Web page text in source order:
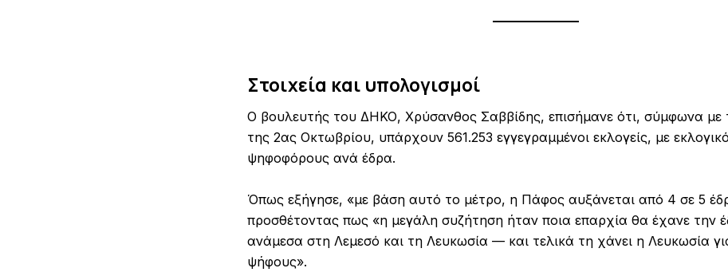
Στοιχεία και υπολογισμοί
Ο βουλευτής του ΔΗΚΟ, Χρύσανθος Σαββίδης, επισήμανε ότι, σύμφωνα με
της 2ας Οκτωβρίου, υπάρχουν 561.253 εγγεγραμμένοι εκλογείς, με
ψηφοφόρους ανά έδρα.
Όπως εξήγησε, «με βάση αυτό το μέτρο, η Πάφος αυξάνεται από 4 σε 5
προσθέτοντας πως «η μεγάλη συζήτηση ήταν ποια επαρχία θα έχανε την
ανάμεσα στη Λεμεσό και τη Λευκωσία — και τελικά τη χάνει η Λευκωσία
ψήφους».